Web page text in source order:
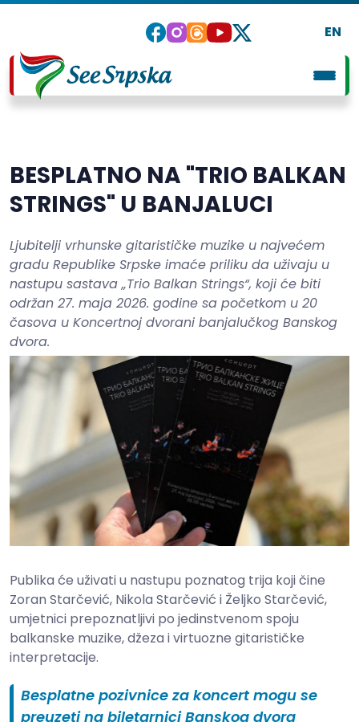
EN
BESPLATNO NA "TRIO BALKAN
STRINGS" U BANJALUCI
Ljubitelji vrhunske gitarističke muzike u najvećem
gradu Republike Srpske imaće priliku da uživaju u
nastupu sastava „Trio Balkan Strings“, koji će biti
održan 27. maja 2026. godine sa početkom u 20
časova u Koncertnoj dvorani banjalučkog Banskog
dvora.
Publika će uživati u nastupu poznatog trija koji čine
Zoran Starčević, Nikola Starčević i Željko Starčević,
umjetnici prepoznatljivi po jedinstvenom spoju
balkanske muzike, džeza i virtuozne gitarističke
interpretacije.
Besplatne pozivnice za koncert mogu se
preuzeti na biletarnici Banskog dvora